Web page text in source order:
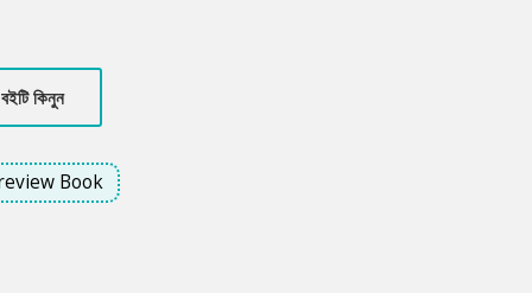
নারী, যার প্রতিটি শব্দে লুকিয়ে থাকে আলো-
থাকা এক অমীমাংসিত অনুভুতি। এ এমন
বেদনার গল্প, আর অমীমাংসিত সম্পর্কের গল্প। কিছু
যায় মনের গোপন গহীন ঘরে। এ গল্প হয়তো
যাওয়া কোনো চিঠির ভাঁজে!
বইটি কিনুন
Book